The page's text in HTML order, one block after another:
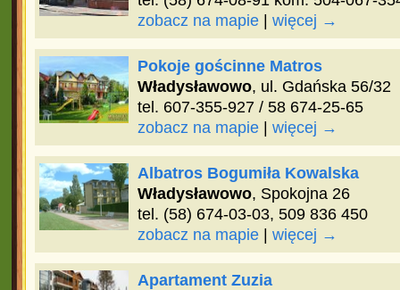
zobacz na mapie| więcej →
Pokoje gościnne Matros
Władysławowo, ul. Gdańska 56/32
tel. 607-355-927 / 58 674-25-65
zobacz na mapie| więcej →
Albatros Bogumiła Kowalska
Władysławowo, Spokojna 26
tel. (58) 674-03-03, 509 836 450
zobacz na mapie| więcej →
Apartament Zuzia